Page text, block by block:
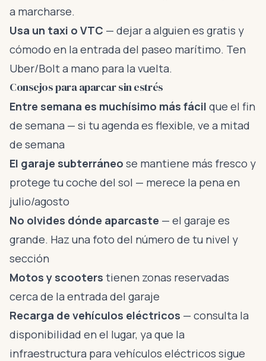
a marcharse.
Usa un taxi o VTC — dejar a alguien es gratis y
cómodo en la entrada del paseo marítimo. Ten
Uber/Bolt a mano para la vuelta.
Consejos para aparcar sin estrés
Entre semana es muchísimo más fácil que el fin
de semana — si tu agenda es flexible, ve a mitad
de semana
El garaje subterráneo se mantiene más fresco y
protege tu coche del sol — merece la pena en
julio/agosto
No olvides dónde aparcaste — el garaje es
grande. Haz una foto del número de tu nivel y
sección
Motos y scooters tienen zonas reservadas
cerca de la entrada del garaje
Recarga de vehículos eléctricos — consulta la
disponibilidad en el lugar, ya que la
infraestructura para vehículos eléctricos sigue